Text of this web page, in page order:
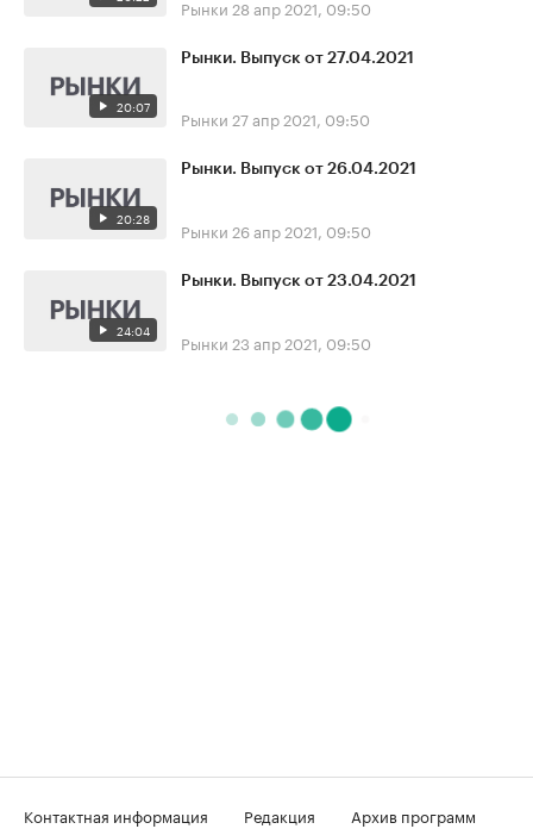
Рынки 28 апр 2021, 09:50
20:07
Рынки. Выпуск от 27.04.2021
Рынки 27 апр 2021, 09:50
20:28
Рынки. Выпуск от 26.04.2021
Рынки 26 апр 2021, 09:50
24:04
Рынки. Выпуск от 23.04.2021
Рынки 23 апр 2021, 09:50
Контактная информация Редакция
Архив программ